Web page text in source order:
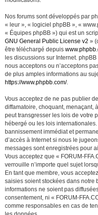
Nos forums sont développés par
« leur », « logiciel phpBB », «
« Équipes phpBB ») qui est un
GNU General Public License v2 »
être téléchargé depuis
les discussions sur Internet.
nous acceptons ou n’acceptons
de plus amples informations au
https://www.phpbb.com/.
Vous acceptez de ne pas publier
diffamatoire, choquant, menaçant,
peut transgresser les lois de votre
hébergé ou les lois
bannissement immédiat et
d’accès à Internet si nous le
messages sont enregistrées pour
Vous acceptez que « FORUM-
verrouille n’importe quel sujet
En tant que membre, vous
saisies soient stockées dans notre
informations ne soient pas
consentement, ni « FORUM-
comme responsables en cas de